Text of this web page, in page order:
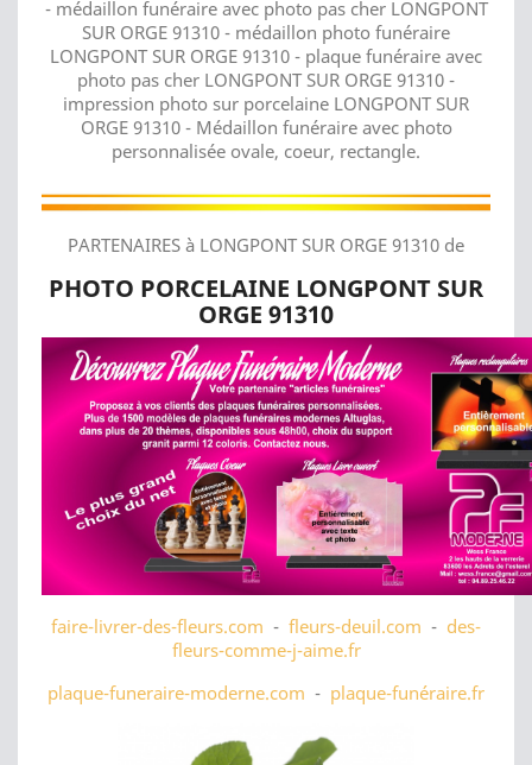
- médaillon funéraire avec photo pas cher LONGPONT
SUR ORGE 91310 - médaillon photo funéraire
LONGPONT SUR ORGE 91310 - plaque funéraire avec
photo pas cher LONGPONT SUR ORGE 91310 -
impression photo sur porcelaine LONGPONT SUR
ORGE 91310 - Médaillon funéraire avec photo
personnalisée ovale, coeur, rectangle.
PARTENAIRES à LONGPONT SUR ORGE 91310 de
PHOTO PORCELAINE LONGPONT SUR
ORGE 91310
faire-livrer-des-fleurs.com - fleurs-deuil.com - des-
fleurs-comme-j-aime.fr
plaque-funeraire-moderne.com - plaque-funéraire.fr